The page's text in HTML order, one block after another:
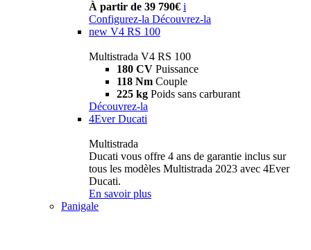
À partir de 39 790€ i
Configurez-la Découvrez-la
new V4 RS 100
Multistrada V4 RS 100
180 CV Puissance
118 Nm Couple
225 kg Poids sans carburant
Découvrez-la
4Ever Ducati
Multistrada
Ducati vous offre 4 ans de garantie inclus sur
tous les modèles Multistrada 2023 avec 4Ever
Ducati.
En savoir plus
Panigale